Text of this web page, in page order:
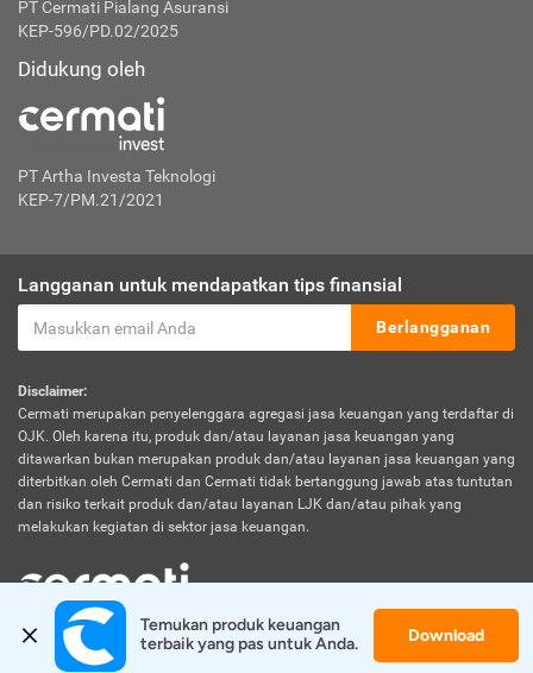
PT Cermati Pialang Asuransi
KEP-596/PD.02/2025
Didukung oleh
PT Artha Investa Teknologi
KEP-7/PM.21/2021
Langganan untuk mendapatkan tips finansial
Berlangganan
Disclaimer:
Cermati merupakan penyelenggara agregasi jasa keuangan yang terdaftar di
OJK. Oleh karena itu, produk dan/atau layanan jasa keuangan yang
ditawarkan bukan merupakan produk dan/atau layanan jasa keuangan yang
diterbitkan oleh Cermati dan Cermati tidak bertanggung jawab atas tuntutan
dan risiko terkait produk dan/atau layanan LJK dan/atau pihak yang
melakukan kegiatan di sektor jasa keuangan.
© 2026 Cermati. All Rights Reserved.
Temukan produk keuangan
terbaik yang pas untuk Anda.
Download